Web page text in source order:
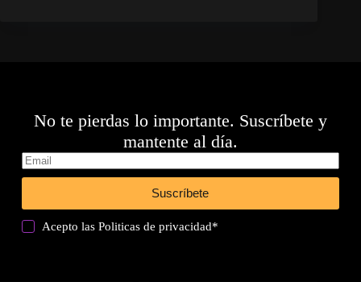
No te pierdas lo importante. Suscríbete y
mantente al día.
Suscríbete
Acepto lasPoliticas de privacidad*